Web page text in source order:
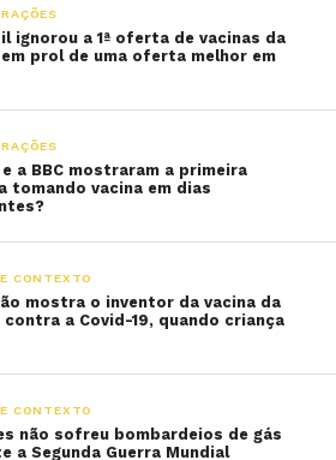
ignorou a 1ª oferta de vacinas da
prol de uma oferta melhor em
e a BBC mostraram a primeira
tomando vacina em dias
CONTEXTO
mostra o inventor da vacina da
contra a Covid-19, quando criança
CONTEXTO
não sofreu bombardeios de gás
a Segunda Guerra Mundial